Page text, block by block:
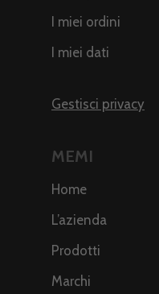
I miei ordini
I miei dati
Gestisci privacy
MEMI
Home
L’azienda
Prodotti
Marchi